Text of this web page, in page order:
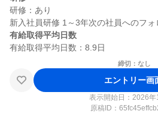
研修：あり
有給取得平均日数
締切：なし
エントリー画
表示開始日：2026年
原稿ID：